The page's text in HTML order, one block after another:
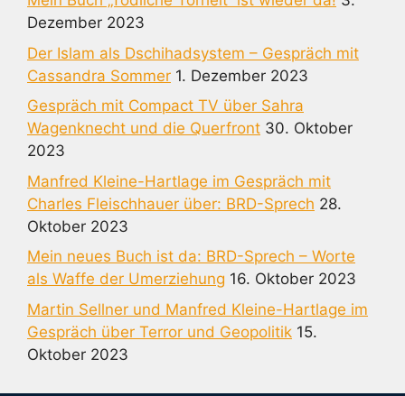
Dezember 2023
Der Islam als Dschihadsystem – Gespräch mit
Cassandra Sommer 1. Dezember 2023
Gespräch mit Compact TV über Sahra
Wagenknecht und die Querfront 30. Oktober
2023
Manfred Kleine-Hartlage im Gespräch mit
Charles Fleischhauer über: BRD-Sprech 28.
Oktober 2023
Mein neues Buch ist da: BRD-Sprech – Worte
als Waffe der Umerziehung 16. Oktober 2023
Martin Sellner und Manfred Kleine-Hartlage im
Gespräch über Terror und Geopolitik 15.
Oktober 2023